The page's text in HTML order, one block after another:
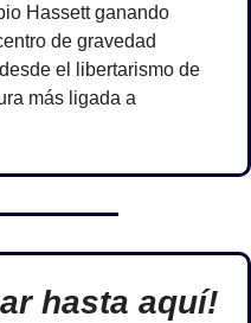
Hassett ganando
de gravedad
el libertarismo de
más ligada a
hasta aquí!